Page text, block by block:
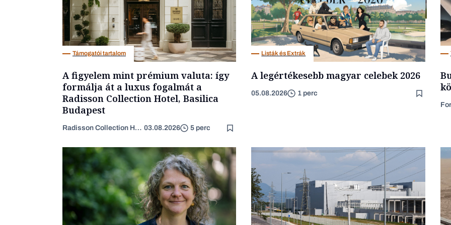
Tech
Támogatói tartalom
A figyelem mint prémium valuta: így
formálja át a luxus fogalmát a
Radisson Collection Hotel, Basilica
Budapest
Radisson Collection Hotel 03.08.2026 5 perc
Listák és Extrák
A legértékesebb magyar celebek 2026
05.08.2026 1 perc